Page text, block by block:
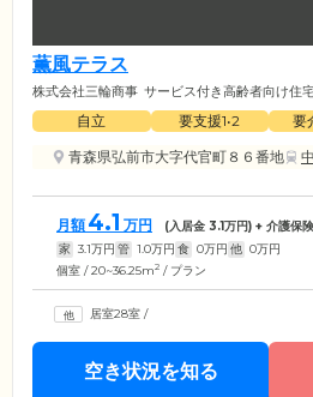
薫風テラス
株式会社三輪商事 サービス付き高齢者向け住
自立 要支援1•2 要
青森県弘前市大字代官町８６番地
月額 4.1 万円 (入居金 3.1万円) + 介護保
家 3.1万円 管 1.0万円 食 0万円 他 0万円
個室 / 20~36.25m2 / プラン
居室28室 /
空き状況を知る